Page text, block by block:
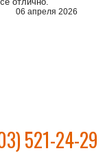
06 апреля 2026
521-24-29